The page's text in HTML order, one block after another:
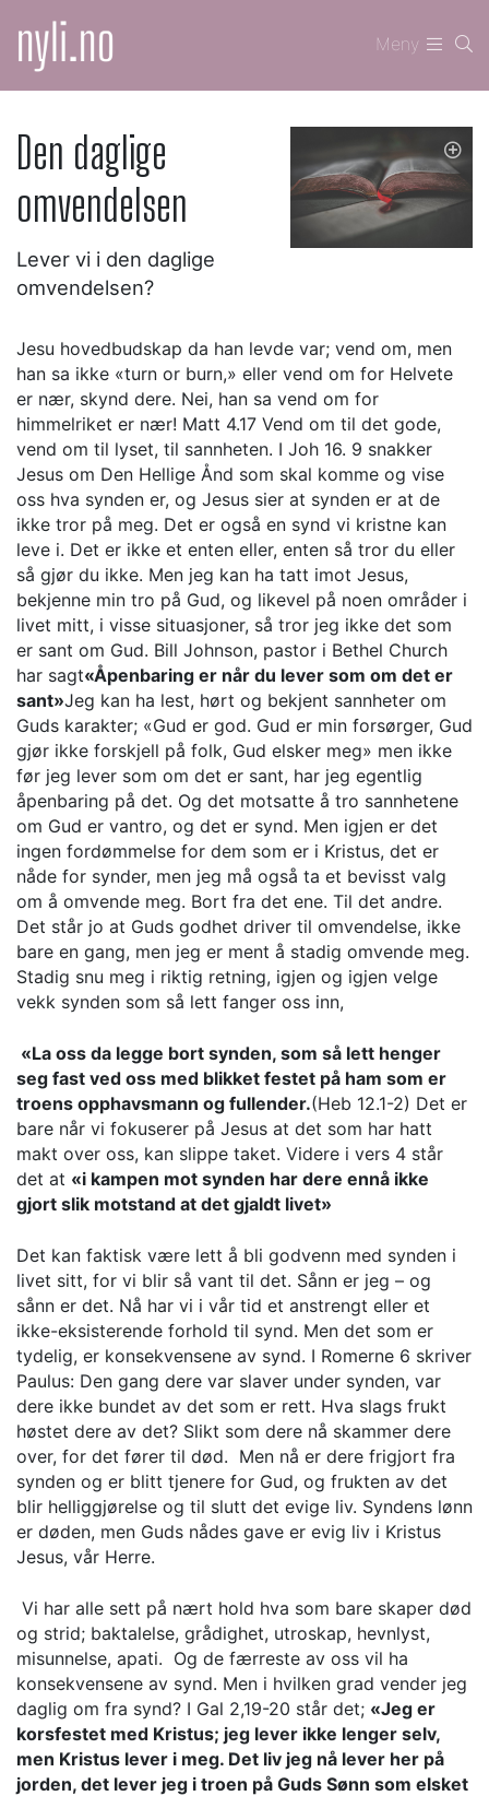
Meny
Den daglige
omvendelsen
Lever vi i den daglige
omvendelsen?
Jesu hovedbudskap da han levde var; vend om, men
han sa ikke «turn or burn,» eller vend om for Helvete
er nær, skynd dere. Nei, han sa vend om for
himmelriket er nær! Matt 4.17 Vend om til det gode,
vend om til lyset, til sannheten. I Joh 16. 9 snakker
Jesus om Den Hellige Ånd som skal komme og vise
oss hva synden er, og Jesus sier at synden er at de
ikke tror på meg. Det er også en synd vi kristne kan
leve i. Det er ikke et enten eller, enten så tror du eller
så gjør du ikke. Men jeg kan ha tatt imot Jesus,
bekjenne min tro på Gud, og likevel på noen områder i
livet mitt, i visse situasjoner, så tror jeg ikke det som
er sant om Gud. Bill Johnson, pastor i Bethel Church
har sagt«Åpenbaring er når du lever som om det er
sant»Jeg kan ha lest, hørt og bekjent sannheter om
Guds karakter; «Gud er god. Gud er min forsørger, Gud
gjør ikke forskjell på folk, Gud elsker meg» men ikke
før jeg lever som om det er sant, har jeg egentlig
åpenbaring på det. Og det motsatte å tro sannhetene
om Gud er vantro, og det er synd. Men igjen er det
ingen fordømmelse for dem som er i Kristus, det er
nåde for synder, men jeg må også ta et bevisst valg
om å omvende meg. Bort fra det ene. Til det andre.
Det står jo at Guds godhet driver til omvendelse, ikke
bare en gang, men jeg er ment å stadig omvende meg.
Stadig snu meg i riktig retning, igjen og igjen velge
vekk synden som så lett fanger oss inn,
«La oss da legge bort synden, som så lett henger
seg fast ved oss med blikket festet på ham som er
troens opphavsmann og fullender.(Heb 12.1-2) Det er
bare når vi fokuserer på Jesus at det som har hatt
makt over oss, kan slippe taket. Videre i vers 4 står
det at «i kampen mot synden har dere ennå ikke
gjort slik motstand at det gjaldt livet»
Det kan faktisk være lett å bli godvenn med synden i
livet sitt, for vi blir så vant til det. Sånn er jeg – og
sånn er det. Nå har vi i vår tid et anstrengt eller et
ikke-eksisterende forhold til synd. Men det som er
tydelig, er konsekvensene av synd. I Romerne 6 skriver
Paulus: Den gang dere var slaver under synden, var
dere ikke bundet av det som er rett. Hva slags frukt
høstet dere av det? Slikt som dere nå skammer dere
over, for det fører til død. Men nå er dere frigjort fra
synden og er blitt tjenere for Gud, og frukten av det
blir helliggjørelse og til slutt det evige liv. Syndens lønn
er døden, men Guds nådes gave er evig liv i Kristus
Jesus, vår Herre.
Vi har alle sett på nært hold hva som bare skaper død
og strid; baktalelse, grådighet, utroskap, hevnlyst,
misunnelse, apati. Og de færreste av oss vil ha
konsekvensene av synd. Men i hvilken grad vender jeg
daglig om fra synd? I Gal 2,19-20 står det; «Jeg er
korsfestet med Kristus; jeg lever ikke lenger selv,
men Kristus lever i meg. Det liv jeg nå lever her på
jorden, det lever jeg i troen på Guds Sønn som elsket